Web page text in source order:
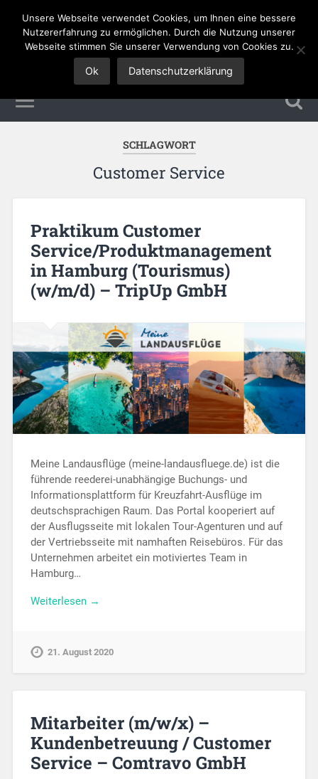
Tourismus Jobs
SCHLAGWORT
Customer Service
Praktikum Customer
Service/Produktmanagement
in Hamburg (Tourismus)
(w/m/d) – TripUp GmbH
Meine Landausflüge (meine-landausfluege.de) ist die
führende reederei-unabhängige Buchungs- und
Informationsplattform für Kreuzfahrt-Ausflüge im
deutschsprachigen Raum. Das Portal kooperiert auf
der Ausflugsseite mit lokalen Tour-Agenturen und auf
der Vertriebsseite mit namhaften Reisebüros. Für das
Unternehmen arbeitet ein motiviertes Team in
Hamburg…
Weiterlesen →
21. August 2020
Mitarbeiter (m/w/x) –
Kundenbetreuung / Customer
Service – Comtravo GmbH
Unsere Webseite verwendet Cookies, um Ihnen eine bessere
Nutzererfahrung zu ermöglichen. Durch die Nutzung unserer
Webseite stimmen Sie unserer Verwendung von Cookies zu.
Ok Datenschutzerklärung